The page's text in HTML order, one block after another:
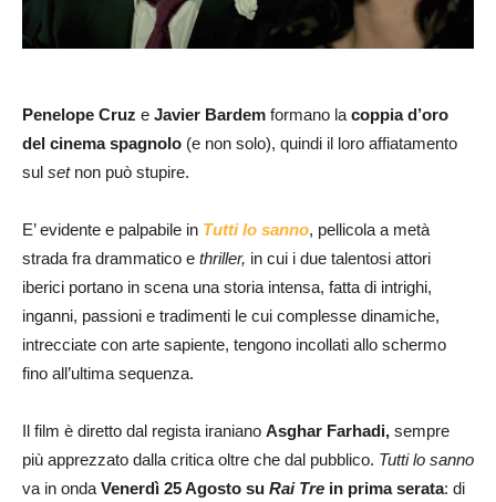
Penelope Cruz e Javier Bardem formano la coppia d’oro
del cinema spagnolo (e non solo), quindi il loro affiatamento
sul setnon può stupire.
E’ evidente e palpabile in Tutti lo sanno, pellicola a metà
strada fra drammatico e thriller, in cui i due talentosi attori
iberici portano in scena una storia intensa, fatta di intrighi,
inganni, passioni e tradimenti le cui complesse dinamiche,
intrecciate con arte sapiente, tengono incollati allo schermo
fino all’ultima sequenza.
Il film è diretto dal regista iraniano Asghar Farhadi, sempre
più apprezzato dalla critica oltre che dal pubblico. Tutti lo sanno
va in onda Venerdì 25 Agosto su Rai Tre in prima serata: di